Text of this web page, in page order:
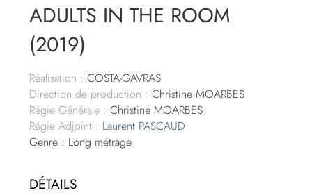
ADULTS IN THE ROOM
(2019)
Réalisation : COSTA-GAVRAS
Direction de production : Christine MOARBES
Régie Générale : Christine MOARBES
Régie Adjoint : Laurent PASCAUD
Genre : Long métrage
DÉTAILS